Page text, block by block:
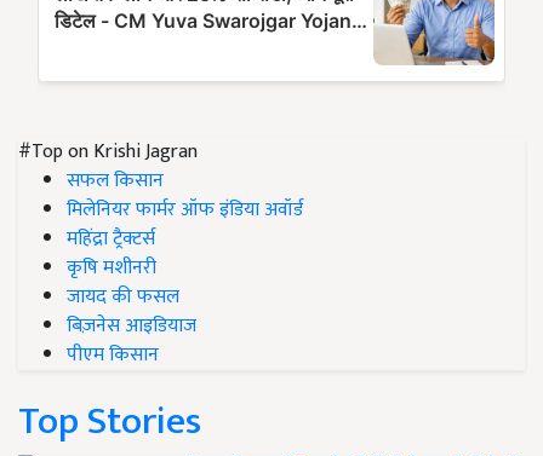
#Top on Krishi Jagran
सफल किसान
मिलेनियर फार्मर ऑफ इंडिया अवॉर्ड
महिंद्रा ट्रैक्टर्स
कृषि मशीनरी
जायद की फसल
बिज़नेस आइडियाज
पीएम किसान
Top Stories